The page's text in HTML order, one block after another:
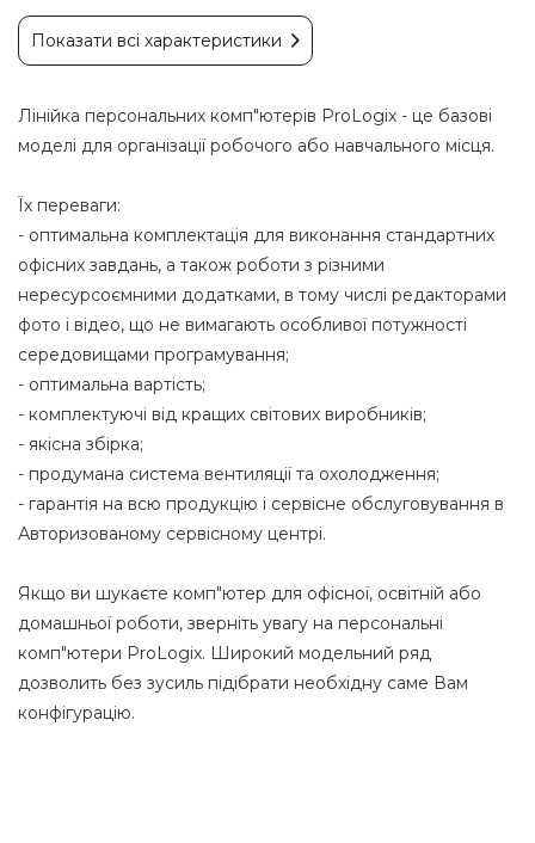
Показати всі характеристики
Лінійка персональних комп"ютерів ProLogix - це базові
моделі для організації робочого або навчального місця.
Їх переваги:
- оптимальна комплектація для виконання стандартних
офісних завдань, а також роботи з різними
нересурсоємними додатками, в тому числі редакторами
фото і відео, що не вимагають особливої потужності
середовищами програмування;
- оптимальна вартість;
- комплектуючі від кращих світових виробників;
- якісна збірка;
- продумана система вентиляції та охолодження;
- гарантія на всю продукцію і сервісне обслуговування в
Авторизованому сервісному центрі.
Якщо ви шукаєте комп"ютер для офісної, освітній або
домашньої роботи, зверніть увагу на персональні
комп"ютери ProLogix. Широкий модельний ряд
дозволить без зусиль підібрати необхідну саме Вам
конфігурацію.